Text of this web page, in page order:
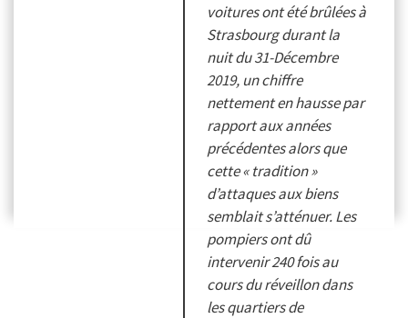
voitures ont été brûlées à
Strasbourg durant la
nuit du 31-Décembre
2019, un chiffre
nettement en hausse par
rapport aux années
précédentes alors que
cette « tradition »
d’attaques aux biens
semblait s’atténuer. Les
pompiers ont dû
intervenir 240 fois au
cours du réveillon dans
les quartiers de